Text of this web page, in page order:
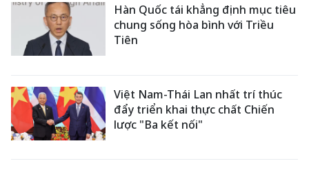
Hàn Quốc tái khẳng định mục tiêu
chung sống hòa bình với Triều
Tiên
Việt Nam-Thái Lan nhất trí thúc
đẩy triển khai thực chất Chiến
lược "Ba kết nối"